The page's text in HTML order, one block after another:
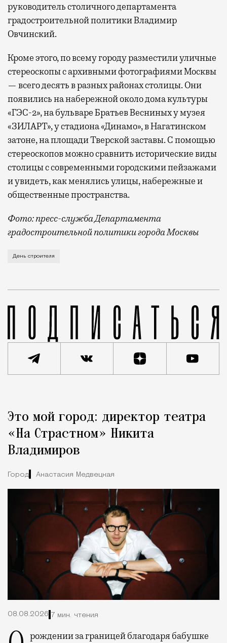
руководитель столичного департамента
градостроительной политики Владимир
Овчинский.
Кроме этого, по всему городу разместили уличные
стереоскопы с архивными фотографиями Москвы
— всего десять в разных районах столицы. Они
появились на набережной около дома культуры
«ГЭС-2», на бульваре Братьев Весниных у музея
«ЗИЛАРТ», у стадиона «Динамо», в Нагатинском
затоне, на площади Тверской заставы. С помощью
стереоскопов можно сравнить исторические виды
столицы с современными городскими пейзажами
и увидеть, как менялись улицы, набережные и
общественные пространства.
Фото: пресс-служба Департамента
градостроительной политики города Москвы
В этом году профессиональный праздник День
День строителя
Город
Это мой город: директор театра
«На Страстном» Никита
Владимиров
Город Анастасия Медвецкая
08.08.2026 7 мин. чтения